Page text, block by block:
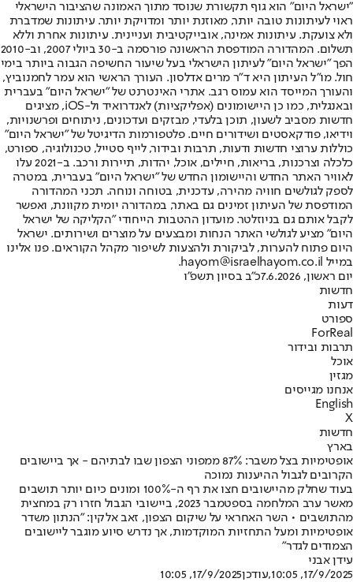
"ישראל היום" הוא גוף תקשורת שנוסד מתוך האמונה שהציבור הישראלי
ראוי לעיתונות טובה יותר, מאוזנת יותר ומדויקת יותר. עיתונות שמדברת
ולא צועקת. עיתונות אמינה, אובייקטיבית ועניינית. עיתונות אחרת וללא
תשלום. המהדורה המודפסת הראשונה פורסמה ב-30 ביולי 2007, וב-2010
הפך "ישראל היום" לעיתון הישראלי בעל שיעור החשיפה הגבוה ביותר בימי
חול. מו"ל העיתון היא ד"ר מרים אדלסון. העורך הראשי הוא עמר לחמנוביץ,
והעורך המייסד הוא עמוס רגב. אתרי האינטרנט של "ישראל היום" בעברית
ובאנגלית, כמו כן היישומונים (אפליקציות) לאנדרואיד ול-iOS, מציגים
חדשות מסביב לשעון, תוכן בלעדי, מבזקים ועדכונים, ניתוחים ופרשנויות,
וידיאו, פודקאסטים ושידורים חיים. פלטפורמות הדיגיטל של "ישראל היום"
כוללות ערוצי חדשות ודעות, תרבות ובידור, לייף סטייל, טכנולוגיה, ספורט,
כלכלה וצרכנות, בריאות, חיילים, אוכל, יהדות, תיירות ורכב. ב-2021 עלו
לאוויר האתר החדש והיישומון החדש של "ישראל היום" בעברית, במטרה
לספק לגולשים חוויה מהירה, עדכנית, בטוחה ונוחה. תכני המהדורה
המודפסת של העיתון זמינים גם באתר, במהדורה יומית מקוונת, ואפשר
לקבל אותם גם בניוזלטר. מועדון ההטבות הייחודי "הקליקה של ישראל
היום" מציע לגולשי האתר הנחות ומבצעים על מוצרים ושירותים. ישראל
היום פתוח להערות, לביקורת ולהצעות לשיפור מקהל הקוראים. פנו אלינו
במייל hayom@israelhayom.co.il.
יום ראשון, 7.6.2026
כ"ב בסיון תשפ"ו
חדשות
דעות
ספורט
ForReal
תרבות ובידור
אוכל
מגזין
אנחנו מגייסים
English
X
חדשות
בארץ
אופטימיות בצל משבר: 87% ממפוני הצפון שבו לבתיהם - אך ביישובים
הקרובים לגבול ההיענות נמוכה
בעוד שחלק מהיישובים חצו את רף ה-100% ומונים כיום יותר תושבים
מאשר ערב המלחמה בספטמבר 2023, ביישובי הגבול חזרו רק במחצית
מהתושבים • השר האחראי על שיקום הצפון, זאב אלקין: "הנתון משדר
אופטימיות ומעל התחזיות המוקדמות, אך נדרש סיוע מוגבר ליישובים
הצמודים לגדר"
עידן אבני
17/9/2025, 10:05
,עודכן17/9/2025, 10:05